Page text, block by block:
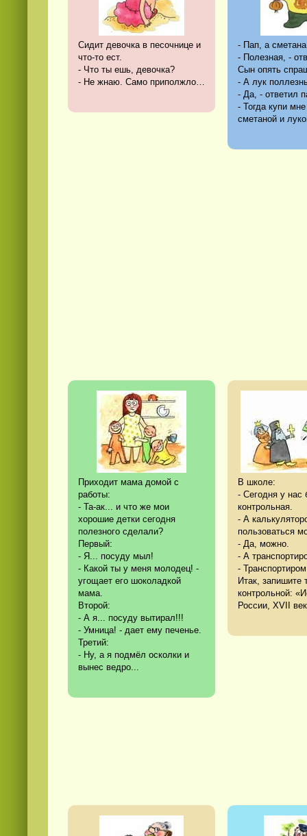
Сидит девочка в песочнице и
что-то ест.
- Что ты ешь, девочка?
- Не жнаю. Само приполжло…
- Пап, а
- Полезная, -
Сын опять
- А лук
- Да, - ответил
- Тогда купи
сметаной и
Приходит мама домой с
работы:
- Та-ак... и что же мои
хорошие детки сегодня
полезного сделали?
Первый:
- Я... посуду мыл!
- Какой ты у меня молодец! -
угощает его шоколадкой
мама.
Второй:
- А я... посуду вытирал!!!
- Умница! - дает ему печенье.
Третий:
- Ну, а я подмёл осколки и
вынес ведро...
В школе:
- Сегодня у нас
контрольная.
- А
пользоваться
- Да, можно.
- А
-
Итак, запишите
контрольной:
России, XVII